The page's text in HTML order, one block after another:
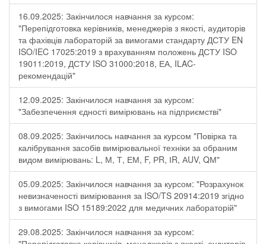
16.09.2025: Закінчилося навчання за курсом:
"Перепідготовка керівників, менеджерів з якості, аудиторів
та фахівців лабораторій за вимогами стандарту ДСТУ EN
ISO/IEC 17025:2019 з врахуванням положень ДСТУ ISO
19011:2019, ДСТУ ISO 31000:2018, ЕА, ILAC-
рекомендацій"
12.09.2025: Закінчилося навчання за курсом:
"Забезпечення єдності вимірювань на підприємстві"
08.09.2025: Закінчилось навчання за курсом "Повірка та
калібрування засобів вимірювальної техніки за обраним
видом вимірювань: L, М, Т, ЕМ, F, РR, ІR, АUV, QМ"
05.09.2025: Закінчилося навчання за курсом: "Розрахунок
невизначеності вимірювання за ISO/TS 20914:2019 згідно
з вимогами ISO 15189:2022 для медичних лабораторій"
29.08.2025: Закінчилося навчання за курсом: